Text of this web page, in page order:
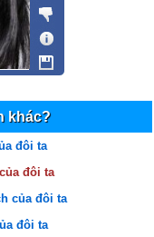
khác?
đôi ta
đôi ta
của đôi ta
đôi ta